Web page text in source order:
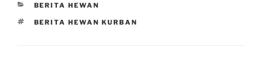
CATEGORIES
BERITA HEWAN
TAGS
BERITA HEWAN KURBAN